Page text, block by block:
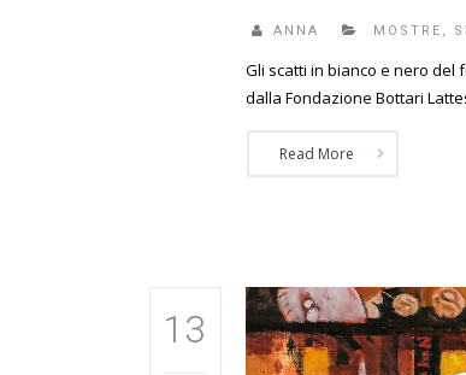
ANNA MOSTRE ,
Gli scatti in bianco e nero
dalla Fondazione Bottari
Read More
13